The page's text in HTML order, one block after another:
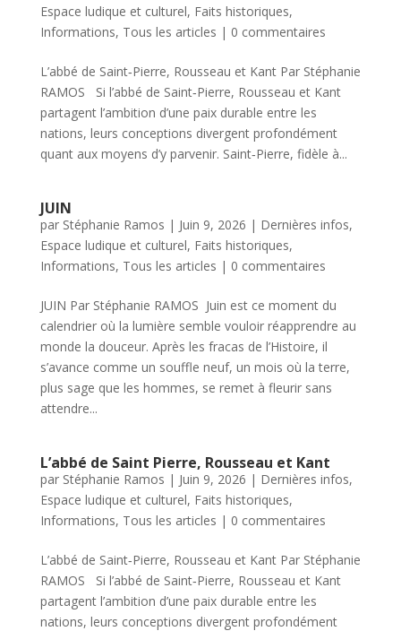
Espace ludique et culturel, Faits historiques,
Informations, Tous les articles | 0 commentaires
L’abbé de Saint‑Pierre, Rousseau et Kant Par Stéphanie
RAMOS Si l’abbé de Saint‑Pierre, Rousseau et Kant
partagent l’ambition d’une paix durable entre les
nations, leurs conceptions divergent profondément
quant aux moyens d’y parvenir. Saint‑Pierre, fidèle à...
JUIN
par Stéphanie Ramos | Juin 9, 2026 | Dernières infos,
Espace ludique et culturel, Faits historiques,
Informations, Tous les articles | 0 commentaires
JUIN Par Stéphanie RAMOS Juin est ce moment du
calendrier où la lumière semble vouloir réapprendre au
monde la douceur. Après les fracas de l’Histoire, il
s’avance comme un souffle neuf, un mois où la terre,
plus sage que les hommes, se remet à fleurir sans
attendre...
L’abbé de Saint Pierre, Rousseau et Kant
par Stéphanie Ramos | Juin 9, 2026 | Dernières infos,
Espace ludique et culturel, Faits historiques,
Informations, Tous les articles | 0 commentaires
L’abbé de Saint‑Pierre, Rousseau et Kant Par Stéphanie
RAMOS Si l’abbé de Saint‑Pierre, Rousseau et Kant
partagent l’ambition d’une paix durable entre les
nations, leurs conceptions divergent profondément